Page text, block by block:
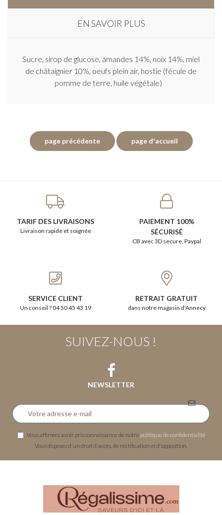
EN SAVOIR PLUS
Sucre, sirop de glucose, amandes 14%, noix 14%, miel
de châtaignier 10%, oeufs plein air, hostie (fécule de
pomme de terre, huile végétale)
TARIF DES LIVRAISONS
Livraison rapide et soignée
PAIEMENT 100%
SÉCURISÉ
CB avec 3D secure, Paypal
SERVICE CLIENT
Un conseil ? 04 50 45 43 19
RETRAIT GRATUIT
dans notre magasin d'Annecy
SUIVEZ-NOUS !
NEWSLETTER
Vous affirmez avoir pris connaissance de notre politique de confidentialité
Vous disposez d'un droit d'accès, de rectification et d'opposition.